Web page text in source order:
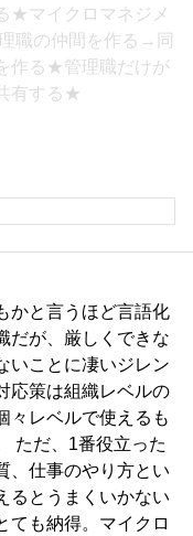
★マイクロマネジメ
職の仲間を作る→同
作る★管理職だけが
有する★
かと言うほど言語化
だが、厳しくできな
いことに凄いジレン
応策は組織レベルの
々レベルで使えるも
ただ、1番役立った
、仕事のやり方とい
るとうまくいかない
ても納得。マイクロ